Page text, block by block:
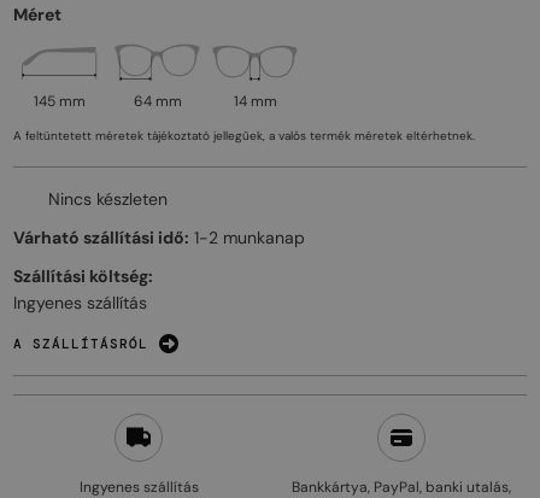
Ingyenes szállítás
Bankkártya, PayPal, banki utalás,
Méret
145 mm 64 mm 14 mm
A feltüntetett méretek tájékoztató jellegűek, a valós termék méretek eltérhetnek.
Nincs készleten
Várható szállítási idő: 1-2 munkanap
Szállítási költség:
Ingyenes szállítás
A SZÁLLÍTÁSRÓL